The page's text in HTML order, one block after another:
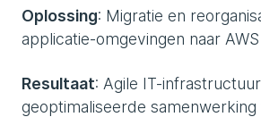
Oplossing: Migratie en
applicatie-omgevingen naar AWS
Resultaat: Agile IT-
geoptimaliseerde samenwerking